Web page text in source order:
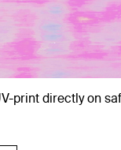
print directly on